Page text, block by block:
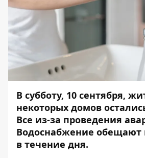
В субботу, 10 сентября,
некоторых домов
Все из-за проведения
Водоснабжение обещают
в течение дня.